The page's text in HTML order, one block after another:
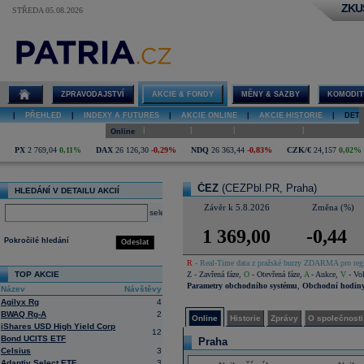
STŘEDA 05.08.2026
ČEZ online
ZPRAVODAJSTVÍ AKCIE & FONDY MĚNY & SAZBY
PŘEHLED INDEXY A FUTURES AKCIE ONLINE AKCIE HISTORIE
Online
PX 2 769,04 0,11% DAX 26 126,30 -0,29% NDQ 26 363,44 -0,83% CZK/€ 24,157 0,02%
HLEDÁNÍ V DETAILU AKCIÍ
select
Odeslat
Pokročilé hledání
TOP AKCIE
Název
Návštěvy
Agilyx Rg
4
BWAQ Rg-A
2
iShares USD High Yield Corp
Bond UCITS ETF
12
Celsius
3
ČEZ (CEZPbl.PR, Praha)
Závěr k 5.8.2026 Změna (%)
1 369,00 -0,44
R - Real-Time data z pražské burzy ZDARMA pro
Z - Zavřená fáze O - Otevřená fáze A - Aukce V -
Parametry obchodního systému
Obchodní
Online Historie Zprávy O společnosti
Praha